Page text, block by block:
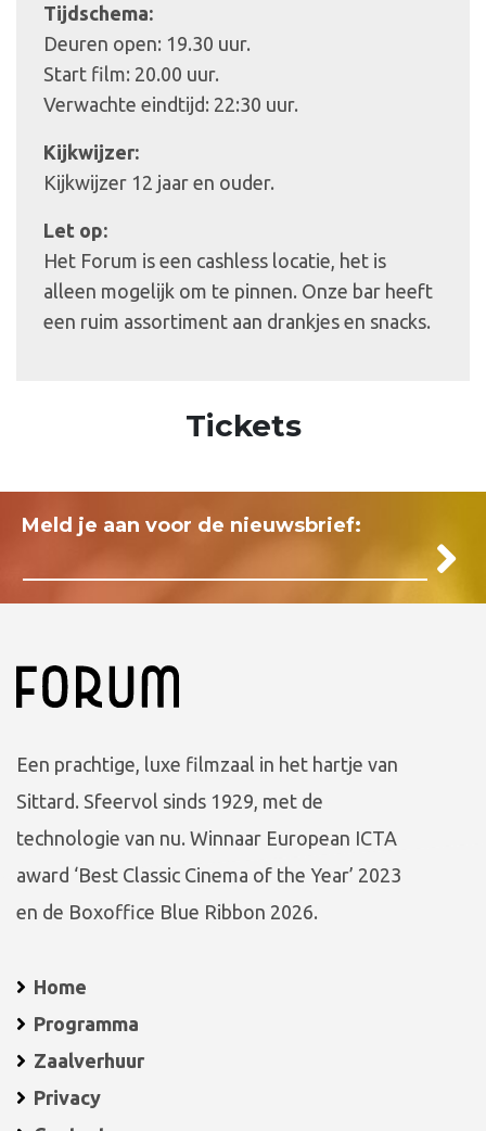
Tijdschema:
Deuren open: 19.30 uur.
Start film: 20.00 uur.
Verwachte eindtijd: 22:30 uur.
Kijkwijzer:
Kijkwijzer 12 jaar en ouder.
Let op:
Het Forum is een cashless locatie, het is
alleen mogelijk om te pinnen. Onze bar heeft
een ruim assortiment aan drankjes en snacks.
Tickets
Meld je aan voor de nieuwsbrief:
Een prachtige, luxe filmzaal in het hartje van
Sittard. Sfeervol sinds 1929, met de
technologie van nu. Winnaar European ICTA
award ‘Best Classic Cinema of the Year’ 2023
en de Boxoffice Blue Ribbon 2026.
Home
Programma
Zaalverhuur
Privacy